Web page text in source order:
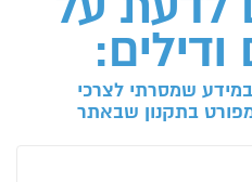
שמסרתי לצרכי
בתקנון שבאתר